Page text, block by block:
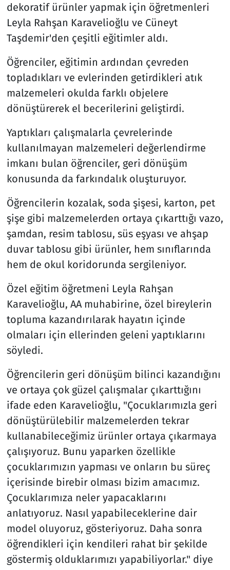
dekoratif ürünler yapmak için öğretmenleri
Leyla Rahşan Karavelioğlu ve Cüneyt
Taşdemir'den çeşitli eğitimler aldı.
Öğrenciler, eğitimin ardından çevreden
topladıkları ve evlerinden getirdikleri atık
malzemeleri okulda farklı objelere
dönüştürerek el becerilerini geliştirdi.
Yaptıkları çalışmalarla çevrelerinde
kullanılmayan malzemeleri değerlendirme
imkanı bulan öğrenciler, geri dönüşüm
konusunda da farkındalık oluşturuyor.
Öğrencilerin kozalak, soda şişesi, karton, pet
şişe gibi malzemelerden ortaya çıkarttığı vazo,
şamdan, resim tablosu, süs eşyası ve ahşap
duvar tablosu gibi ürünler, hem sınıflarında
hem de okul koridorunda sergileniyor.
Özel eğitim öğretmeni Leyla Rahşan
Karavelioğlu, AA muhabirine, özel bireylerin
topluma kazandırılarak hayatın içinde
olmaları için ellerinden geleni yaptıklarını
söyledi.
Öğrencilerin geri dönüşüm bilinci kazandığını
ve ortaya çok güzel çalışmalar çıkarttığını
ifade eden Karavelioğlu, "Çocuklarımızla geri
dönüştürülebilir malzemelerden tekrar
kullanabileceğimiz ürünler ortaya çıkarmaya
çalışıyoruz. Bunu yaparken özellikle
çocuklarımızın yapması ve onların bu süreç
içerisinde birebir olması bizim amacımız.
Çocuklarımıza neler yapacaklarını
anlatıyoruz. Nasıl yapabileceklerine dair
model oluyoruz, gösteriyoruz. Daha sonra
öğrendikleri için kendileri rahat bir şekilde
göstermiş olduklarımızı yapabiliyorlar." diye